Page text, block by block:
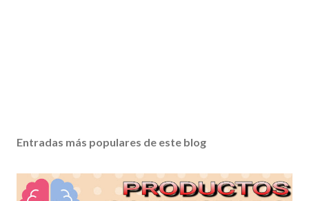
Entradas más populares de este blog